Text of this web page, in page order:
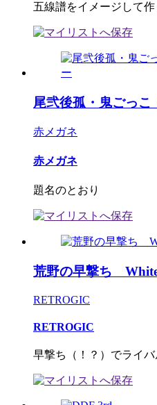
五線譜をイメージして作
尾弐後孤・鬼ごっ
赤メガネ
赤メガネ
題名のとおり
荒野の早撃ち
RETROGIC
RETROGIC
早撃ち（！？）でライ